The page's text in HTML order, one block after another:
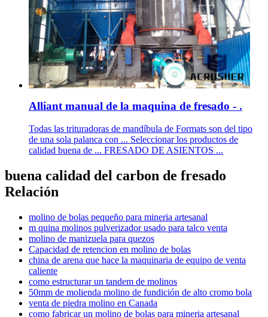
Alliant manual de la maquina de fresado - .
Todas las trituradoras de mandíbula de Formats son del tipo
de una sola palanca con ... Seleccionar los productos de
calidad buena de ... FRESADO DE ASIENTOS ...
buena calidad del carbon de fresado
Relación
molino de bolas pequeño para mineria artesanal
m quina molinos pulverizador usado para talco venta
molino de manizuela para quezos
Capacidad de retencion en molino de bolas
china de arena que hace la maquinaria de equipo de venta
caliente
como estructurar un tandem de molinos
50mm de molienda molino de fundición de alto cromo bola
venta de piedra molino en Canada
como fabricar un molino de bolas para mineria artesanal